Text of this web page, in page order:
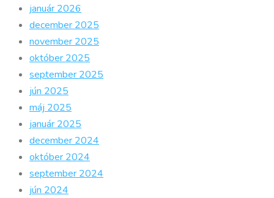
január 2026
december 2025
november 2025
október 2025
september 2025
jún 2025
máj 2025
január 2025
december 2024
október 2024
september 2024
jún 2024